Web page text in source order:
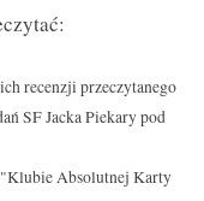
recenzji przeczytanego
SF Jacka Piekary pod
"Klubie Absolutnej Karty